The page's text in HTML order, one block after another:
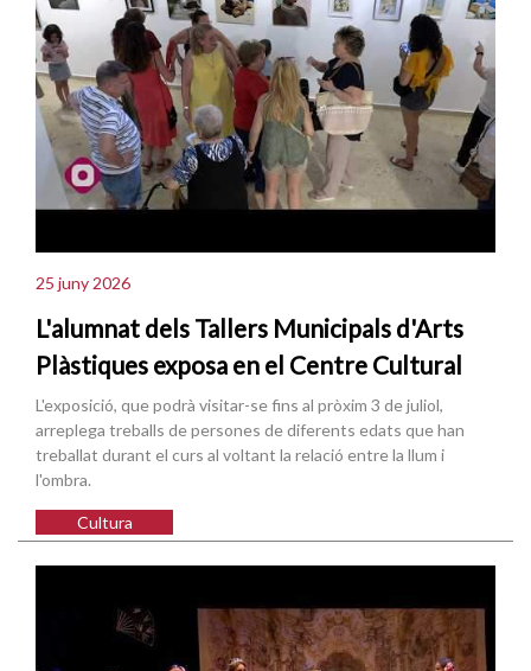
25 juny 2026
L'alumnat dels Tallers Municipals d'Arts
Plàstiques exposa en el Centre Cultural
L'exposició, que podrà visitar-se fins al pròxim 3 de juliol,
arreplega treballs de persones de diferents edats que han
treballat durant el curs al voltant la relació entre la llum i
l'ombra.
Cultura